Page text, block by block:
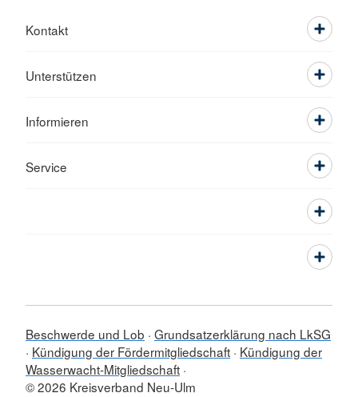
Kontakt
Unterstützen
Informieren
Service
Beschwerde und Lob Grundsatzerklärung nach LkSG
Kündigung der Fördermitgliedschaft Kündigung der
Wasserwacht-Mitgliedschaft
© 2026 Kreisverband Neu-Ulm